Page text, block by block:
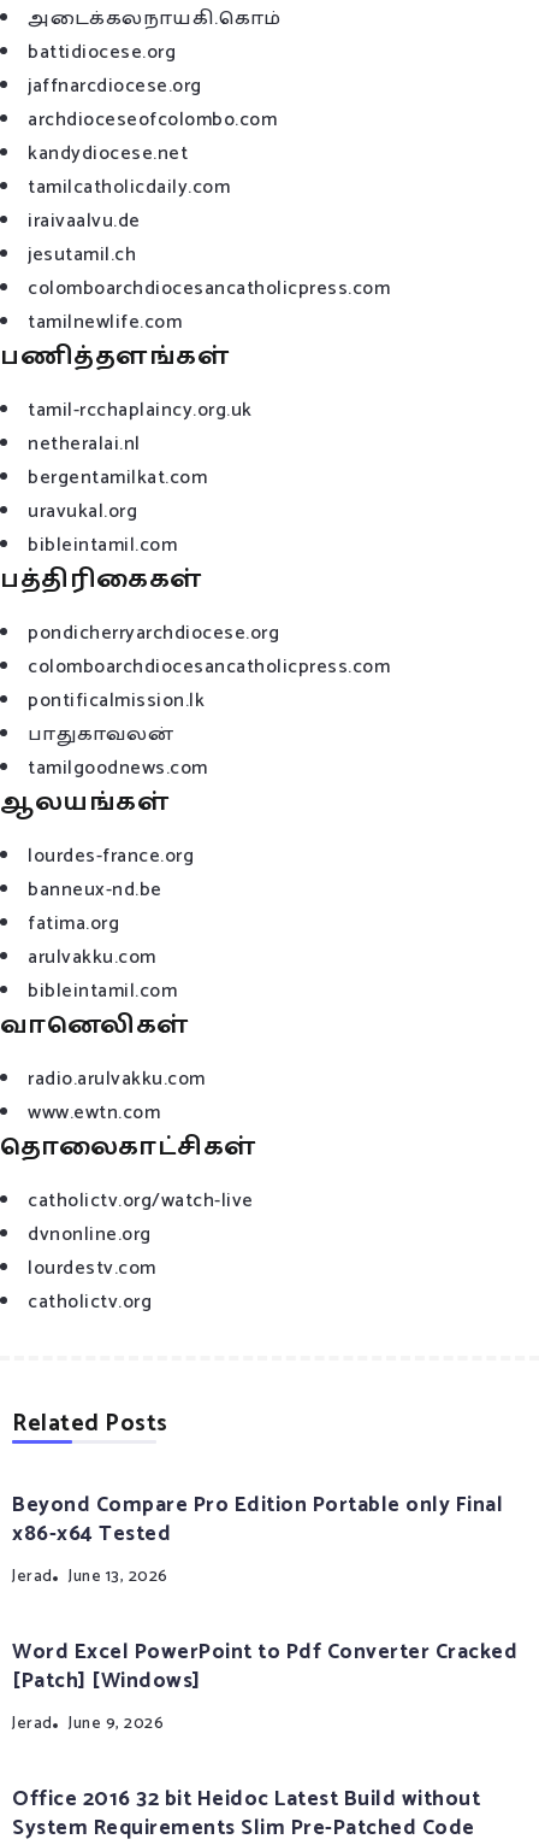
அடைக்கலநாயகி.கொம்
battidiocese.org
jaffnarcdiocese.org
archdioceseofcolombo.com
kandydiocese.net
tamilcatholicdaily.com
iraivaalvu.de
jesutamil.ch
colomboarchdiocesancatholicpress.com
tamilnewlife.com
பணித்தளங்கள்
tamil-rcchaplaincy.org.uk
netheralai.nl
bergentamilkat.com
uravukal.org
bibleintamil.com
பத்திரிகைகள்
pondicherryarchdiocese.org
colomboarchdiocesancatholicpress.com
pontificalmission.lk
பாதுகாவலன்
tamilgoodnews.com
ஆலயங்கள்
lourdes-france.org
banneux-nd.be
fatima.org
arulvakku.com
bibleintamil.com
வானெலிகள்
radio.arulvakku.com
www.ewtn.com
தொலைகாட்சிகள்
catholictv.org/watch-live
dvnonline.org
lourdestv.com
catholictv.org
Related Posts
Beyond Compare Pro Edition Portable only Final
x86-x64 Tested
Jerad June 13, 2026
Word Excel PowerPoint to Pdf Converter Cracked
[Patch] [Windows]
Jerad June 9, 2026
Office 2016 32 bit Heidoc Latest Build without
System Requirements Slim Pre-Patched Code